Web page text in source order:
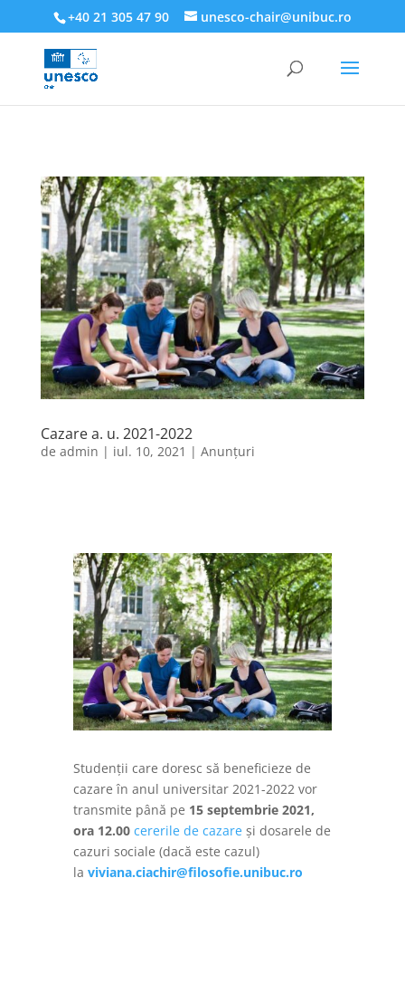
218945019564526+40 21 305 47 90 unesco-chair@unibuc.ro
Cazare a. u. 2021-2022
de admin | iul. 10, 2021 | Anunțuri
Studenții care doresc să beneficieze de
cazare în anul universitar 2021-2022 vor
transmite până pe 15 septembrie 2021,
ora 12.00 cererile de cazare și dosarele de
cazuri sociale (dacă este cazul)
la viviana.ciachir@filosofie.unibuc.ro